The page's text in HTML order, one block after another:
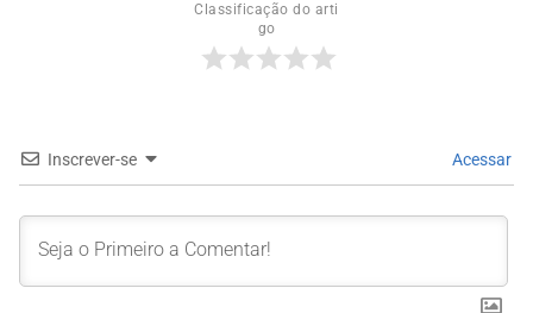
Classificação do arti
go
Inscrever-se Acessar